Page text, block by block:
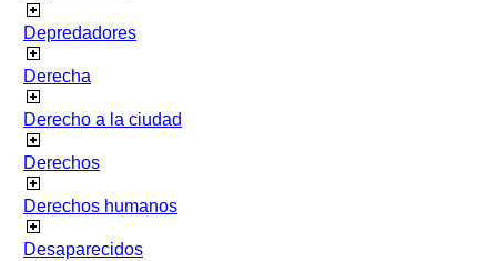
Depredadores
Derecha
Derecho a la ciudad
Derechos
Derechos humanos
Desaparecidos